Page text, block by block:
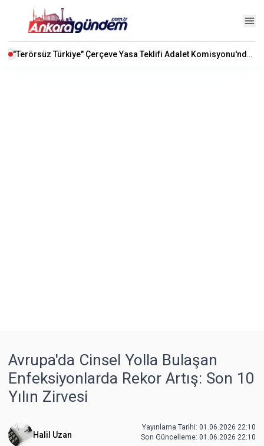
Avrupa'da Cinsel Yolla Bulaşan
Enfeksiyonlarda Rekor Artış: Son 10
Yılın Zirvesi
Halil Uzan
Yayınlama Tarihi: 01.06.2026 22:10
Son Güncelleme: 01.06.2026 22:10